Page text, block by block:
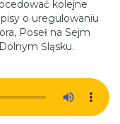
kolejne
o uregulowaniu
Poseł na Sejm
Śląsku.